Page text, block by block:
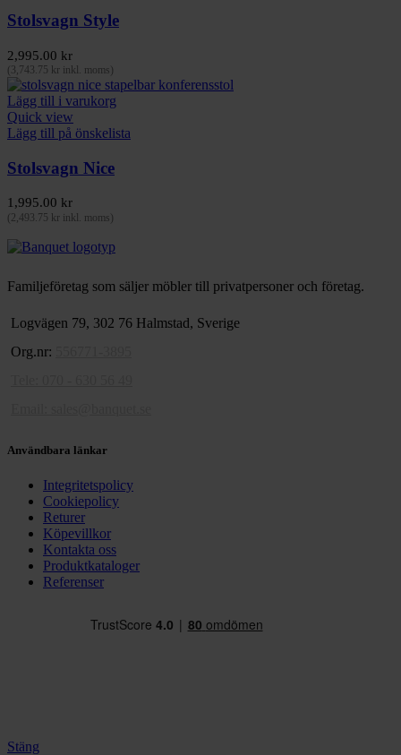
Stolsvagn Style
2,995.00 kr
( 3,743.75 kr inkl. moms)
Lägg till i varukorg
Quick view
Lägg till på önskelista
Stolsvagn Nice
1,995.00 kr
( 2,493.75 kr inkl. moms)
Familjeföretag som säljer möbler till privatpersoner och företag.
Logvägen 79, 302 76 Halmstad, Sverige
Org.nr:
Användbara länkar
Integritetspolicy
Cookiepolicy
Returer
Köpevillkor
Kontakta oss
Produktkataloger
Referenser
Stäng